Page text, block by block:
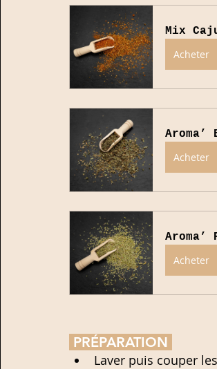
Mix
Acheter
Acheter
Aroma’
Acheter
PRÉPARATION
Laver puis couper